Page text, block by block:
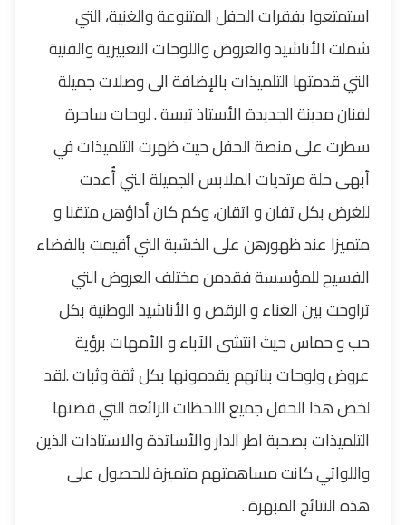
استمتعوا بفقرات الحفل المتنوعة والغنية، التي
شملت الأناشيد والعروض واللوحات التعبيرية والفنية
التي قدمتها التلميذات بالإضافة الى وصلات جميلة
لفنان مدينة الجديدة الأستاذ تيسة . لوحات ساحرة
سطرت على منصة الحفل حيث ظهرت التلميذات في
أبهى حلة مرتديات الملابس الجميلة التي أُعدت
للغرض بكل تفان و اتقان، وكم كان أداؤهن متقنا و
متميزا عند ظهورهن على الخشبة التي أقيمت بالفضاء
الفسيح للمؤسسة فقدمن مختلف العروض التي
تراوحت بين الغناء و الرقص و الأناشيد الوطنية بكل
حب و حماس حيث انتشى الآباء و الأمهات برؤية
عروض ولوحات بناتهم يقدمونها بكل ثقة وثبات .لقد
لخص هذا الحفل جميع اللحظات الرائعة التي قضتها
التلميذات بصحبة اطر الدار والأساتذة والاستاذات الذين
واللواتي كانت مساهمتهم متميزة للحصول على
هذه النتائج المبهرة .